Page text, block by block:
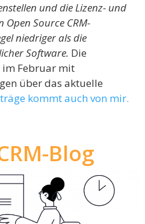
und die Lizenz- und
Source CRM-
niedriger als die
Software. Die
Februar mit
über das aktuelle
kommt auch von mir.
Blog